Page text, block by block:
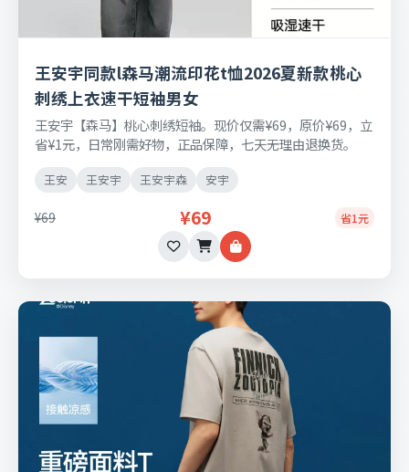
王安宇同款l森马潮流印花t恤2026夏新款桃心
刺绣上衣速干短袖男女
王安宇【森马】桃心刺绣短袖。现价仅需¥69，原价¥69，立
省¥1元，日常刚需好物，正品保障，七天无理由退换货。
王安 王安宇 王安宇森 安宇
¥69 ¥69 省1元